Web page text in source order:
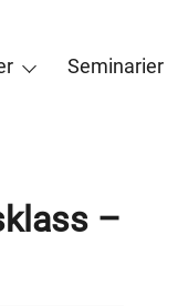
Seminarier
–